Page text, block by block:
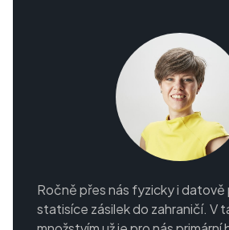
Ročně přes nás fyzicky i datově
statisíce zásilek do zahraničí. V